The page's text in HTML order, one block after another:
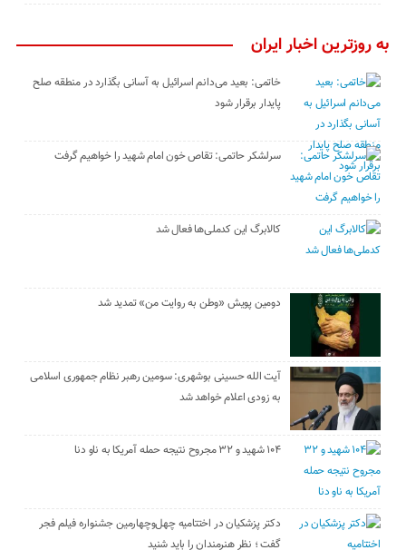
به روزترین اخبار ایران
خاتمی: بعید می‌دانم اسرائیل به آسانی بگذارد در منطقه صلح
پایدار برقرار شود
سرلشکر حاتمی: تقاص خون امام شهید را خواهیم گرفت
کالابرگ این کدملی‌ها فعال شد
دومین پویش «وطن به روایت من» تمدید شد
آیت الله حسینی بوشهری: سومین رهبر نظام جمهوری اسلامی
به زودی اعلام خواهد شد
۱۰۴ شهید و ۳۲ مجروح نتیجه حمله آمریکا به ناو دنا
دکتر پزشکیان در اختتامیه چهل‌وچهارمین جشنواره فیلم فجر
گفت ؛ نظر هنرمندان را باید شنید